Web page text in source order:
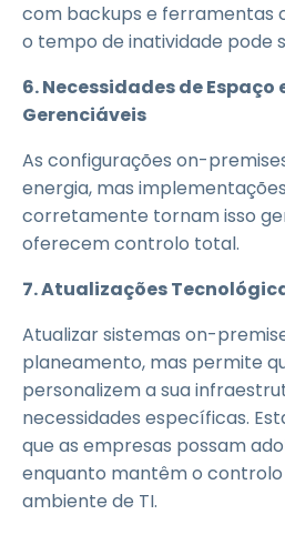
com backups e ferramentas
o tempo de inatividade pode
6. Necessidades de Espaço
Gerenciáveis
As configurações on-
energia, mas
corretamente tornam isso
oferecem controlo total.
7. Atualizações
Atualizar sistemas on-
planeamento, mas permite
personalizem a sua
necessidades específicas.
que as empresas possam
enquanto mantêm o controlo
ambiente de TI.